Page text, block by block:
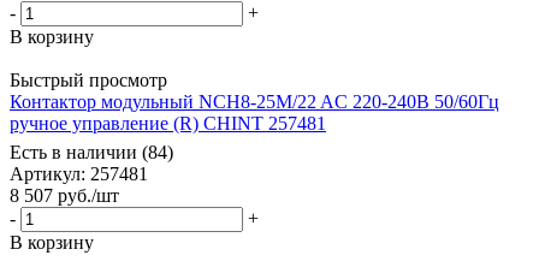
-
+
В корзину
Быстрый просмотр
Контактор модульный NCH8-25M/22 AC 220-240В 50/60Гц
ручное управление (R) CHINT 257481
Есть в наличии (84)
Артикул: 257481
8 507 руб./шт
-
+
В корзину